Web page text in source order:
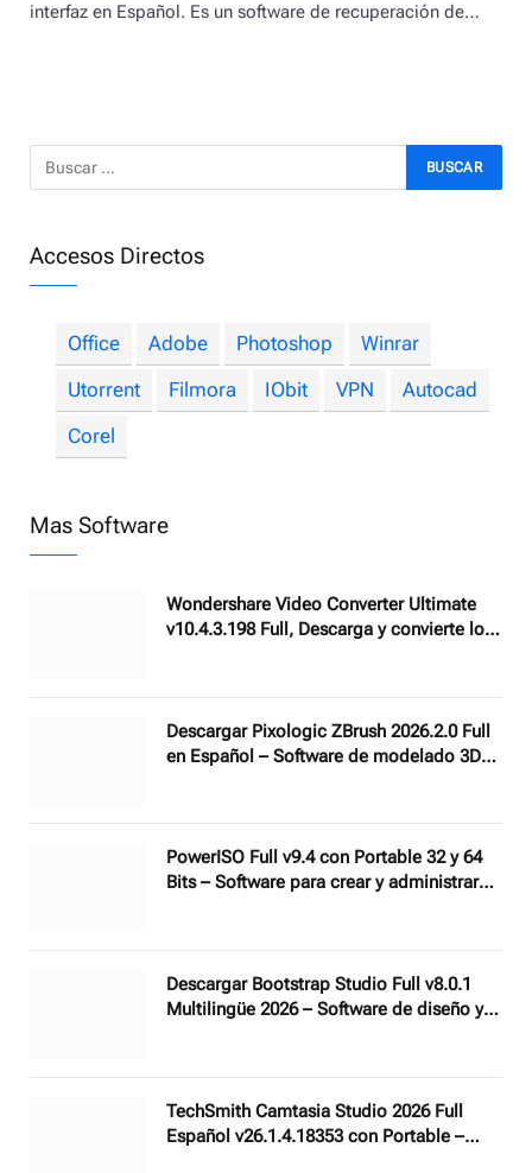
interfaz en Español. Es un software de recuperación de…
Accesos Directos
Office Adobe Photoshop
Winrar
Utorrent
Filmora IObit VPN
Autocad
Corel
Mas Software
Wondershare Video Converter Ultimate
v10.4.3.198 Full, Descarga y convierte los
Descargar Pixologic ZBrush 2026.2.0 Full
en Español – Software de modelado 3D
PowerISO Full v9.4 con Portable 32 y 64
Bits – Software para crear y administrar
Descargar Bootstrap Studio Full v8.0.1
Multilingüe 2026 – Software de diseño y
TechSmith Camtasia Studio 2026 Full
Español v26.1.4.18353 con Portable –